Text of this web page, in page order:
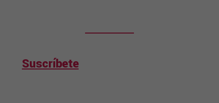
Suscríbete